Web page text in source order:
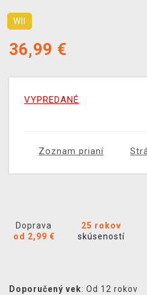
WII
36,99 €
VYPREDANÉ
Zoznam prianí
Doprava
od 2,99 €
25 rokov
skúseností
Doporučený vek: Od 12 rokov